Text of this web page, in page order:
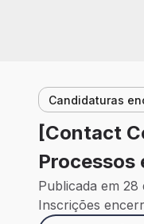
Candidaturas
[Contact
Processos
Publicada em
Inscrições